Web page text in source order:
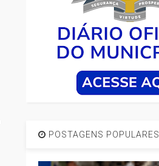
POSTAGENS POPULARES